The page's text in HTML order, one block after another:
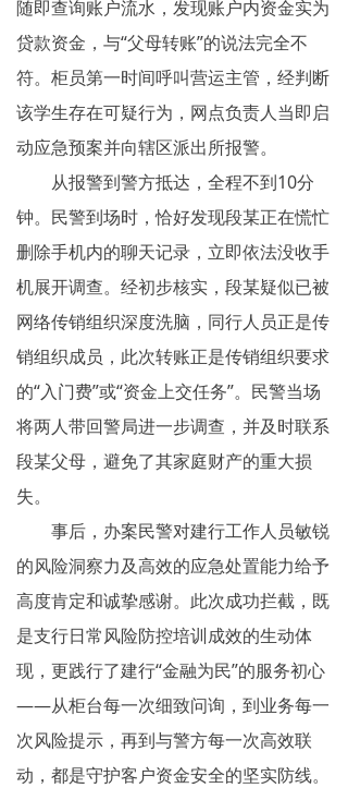
传销案例
违规直销
涉传公司
专家论点
揭秘传销
直销与传销详解
反传销论坛
反传销问答
随即查询账户流水，发现账户内资金实为
贷款资金，与“父母转账”的说法完全不
符。柜员第一时间呼叫营运主管，经判断
该学生存在可疑行为，网点负责人当即启
动应急预案并向辖区派出所报警。
从报警到警方抵达，全程不到10分
钟。民警到场时，恰好发现段某正在慌忙
删除手机内的聊天记录，立即依法没收手
机展开调查。经初步核实，段某疑似已被
网络传销组织深度洗脑，同行人员正是传
销组织成员，此次转账正是传销组织要求
的“入门费”或“资金上交任务”。民警当场
将两人带回警局进一步调查，并及时联系
段某父母，避免了其家庭财产的重大损
失。
事后，办案民警对建行工作人员敏锐
的风险洞察力及高效的应急处置能力给予
高度肯定和诚挚感谢。此次成功拦截，既
是支行日常风险防控培训成效的生动体
现，更践行了建行“金融为民”的服务初心
——从柜台每一次细致问询，到业务每一
次风险提示，再到与警方每一次高效联
动，都是守护客户资金安全的坚实防线。